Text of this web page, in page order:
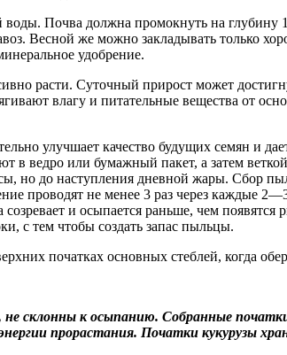
воды. Почва должна промокнуть на
Весной же можно закладывать
удобрение.
расти. Суточный прирост может
влагу и питательные вещества от
улучшает качество будущих семян и
в ведро или бумажный пакет, а затем
но до наступления дневной жары. Сбор
проводят не менее 3 раз через каждые
и осыпается раньше, чем
с тем чтобы создать запас пыльцы.
початках основных стеблей, когда
не склонны к осыпанию. Собранные
прорастания. Початки кукурузы